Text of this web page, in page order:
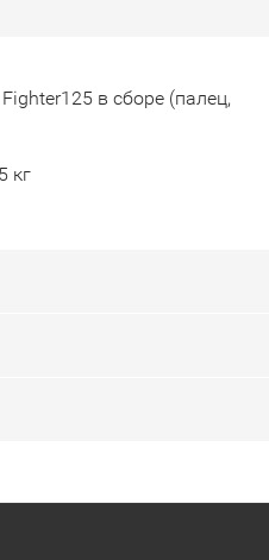
в сборе (палец,
кг